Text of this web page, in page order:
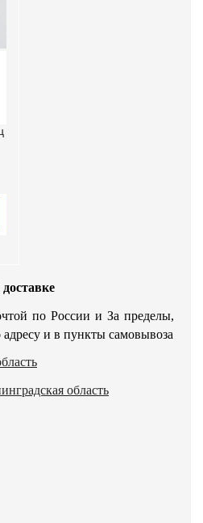
по России и За пределы,
и в пункты самовывоза
область